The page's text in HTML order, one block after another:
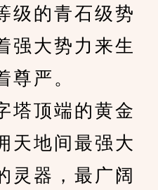
的青石级势
强大势力来生
尊严。
顶端的黄金
天地间最强大
灵器，最广阔